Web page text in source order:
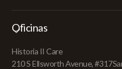
Oficinas
Historia II Care
210 S Ellsworth Avenue,